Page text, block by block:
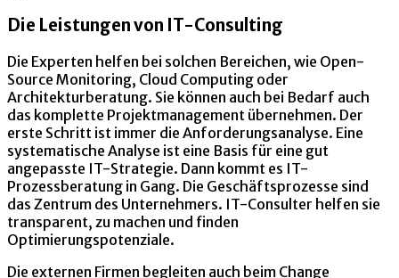
Die Leistungen von IT-Consulting
Die Experten helfen bei solchen Bereichen, wie Open-
Source Monitoring, Cloud Computing oder
Architekturberatung. Sie können auch bei Bedarf auch
das komplette Projektmanagement übernehmen. Der
erste Schritt ist immer die Anforderungsanalyse. Eine
systematische Analyse ist eine Basis für eine gut
angepasste IT-Strategie. Dann kommt es IT-
Prozessberatung in Gang. Die Geschäftsprozesse sind
das Zentrum des Unternehmers. IT-Consulter helfen sie
transparent, zu machen und finden
Optimierungspotenziale.
Die externen Firmen begleiten auch beim Change